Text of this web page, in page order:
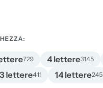
729 4 lettere3145
lettere411 14 lettere245